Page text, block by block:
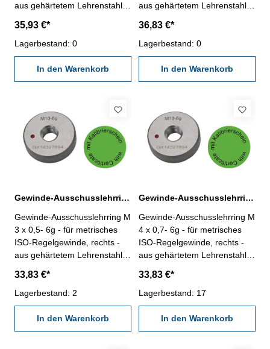
aus gehärtetem Lehrenstahl -
- mit Kalibrierschein nach
VDI/VDE/DGQ 2618/4.8
Abmessung: M 18 x 2,5
35,93 €*
Lagerbestand: 0
In den Warenkorb
aus gehärtetem Lehrenstahl -
- mit Kalibrierschein nach
VDI/VDE/DGQ 2618/4.8
Abmessung: M 20 x 2,5
36,83 €*
Lagerbestand: 0
In den Warenkorb
Gewinde-Ausschusslehrring M 3 x 0,5- 6g DIN 13
Gewinde-Ausschusslehrring M
3 x 0,5- 6g - für metrisches
ISO-Regelgewinde, rechts -
aus gehärtetem Lehrenstahl -
- mit Kalibrierschein nach
VDI/VDE/DGQ 2618/4.8
Abmessung: M 3 x 0,5
33,83 €*
Lagerbestand: 2
In den Warenkorb
Gewinde-Ausschusslehrring M 4 x 0,7- 6g DIN 13
Gewinde-Ausschusslehrring M
4 x 0,7- 6g - für metrisches
ISO-Regelgewinde, rechts -
aus gehärtetem Lehrenstahl -
- mit Kalibrierschein nach
VDI/VDE/DGQ 2618/4.8
Abmessung: M 4 x 0,7
33,83 €*
Lagerbestand: 17
In den Warenkorb